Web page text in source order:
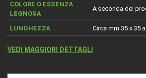
COLORE O ESSENZA
LEGNOSA
A seconda del
LUNGHEZZA Circa mm 35 x 35
VEDI MAGGIORI DETTAGLI